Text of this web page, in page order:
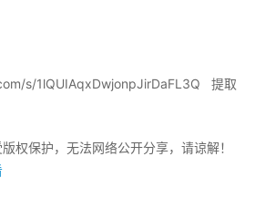
s/1lQUIAqxDwjonpJirDaFL3Q 提取
权保护，无法网络公开分享，请谅解！